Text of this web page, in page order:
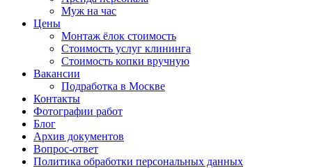
Муж на час
Цены
Монтаж ёлок стоимость
Стоимость услуг клининга
Стоимость копки вручную
Вакансии
Подработка в Москве
Контакты
Фотографии работ
Блог
Архив документов
Вопрос-ответ
Политика обработки персональных данных